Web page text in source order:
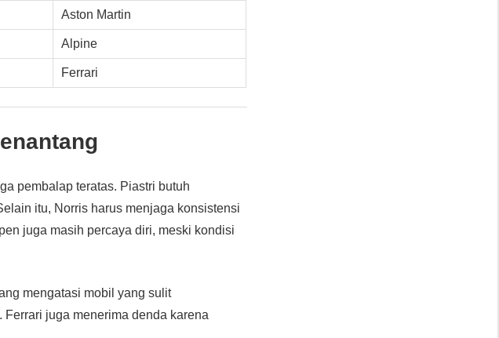
Aston Martin
Alpine
Ferrari
pembalap teratas. Piastri butuh
itu, Norris harus menjaga konsistensi
juga masih percaya diri, meski kondisi
mengatasi mobil yang sulit
juga menerima denda karena